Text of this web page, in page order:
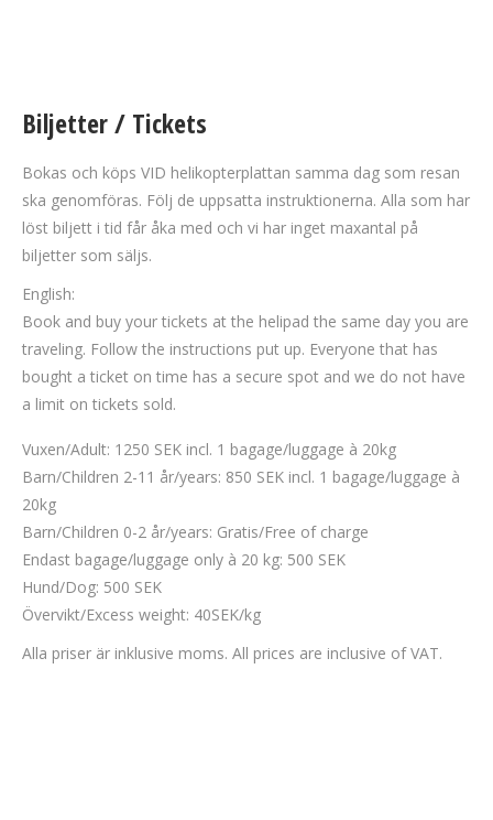
Biljetter / Tickets
Bokas och köps VID helikopterplattan samma dag som resan
ska genomföras. Följ de uppsatta instruktionerna. Alla som har
löst biljett i tid får åka med och vi har inget maxantal på
biljetter som säljs.
English:
Book and buy your tickets at the helipad the same day you are
traveling. Follow the instructions put up. Everyone that has
bought a ticket on time has a secure spot and we do not have
a limit on tickets sold.
Vuxen/Adult: 1250 SEK incl. 1 bagage/luggage à 20kg
Barn/Children 2-11 år/years: 850 SEK incl. 1 bagage/luggage à
20kg
Barn/Children 0-2 år/years: Gratis/Free of charge
Endast bagage/luggage only à 20 kg: 500 SEK
Hund/Dog: 500 SEK
Övervikt/Excess weight: 40SEK/kg
Alla priser är inklusive moms. All prices are inclusive of VAT.